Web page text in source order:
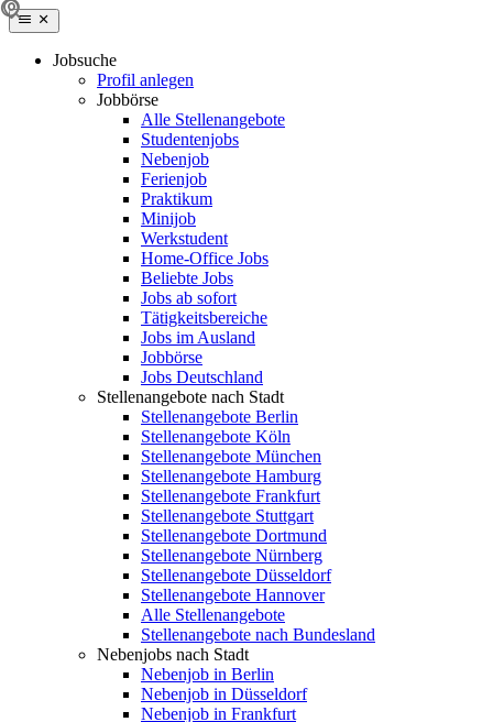
Jobsuche
Profil anlegen
Jobbörse
Alle Stellenangebote
Studentenjobs
Nebenjob
Ferienjob
Praktikum
Minijob
Werkstudent
Home-Office Jobs
Beliebte Jobs
Jobs ab sofort
Tätigkeitsbereiche
Jobs im Ausland
Jobbörse
Jobs Deutschland
Stellenangebote nach Stadt
Stellenangebote Berlin
Stellenangebote Köln
Stellenangebote München
Stellenangebote Hamburg
Stellenangebote Frankfurt
Stellenangebote Stuttgart
Stellenangebote Dortmund
Stellenangebote Nürnberg
Stellenangebote Düsseldorf
Stellenangebote Hannover
Alle Stellenangebote
Stellenangebote nach Bundesland
Nebenjobs nach Stadt
Nebenjob in Berlin
Nebenjob in Düsseldorf
Nebenjob in Frankfurt